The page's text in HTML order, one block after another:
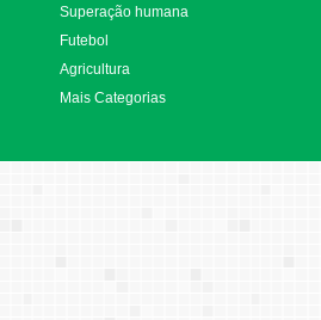
Superação humana
Futebol
Agricultura
Mais Categorias